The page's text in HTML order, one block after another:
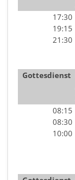
17:30
19:15
21:30
Gottesdienst
08:15
08:30
10:00